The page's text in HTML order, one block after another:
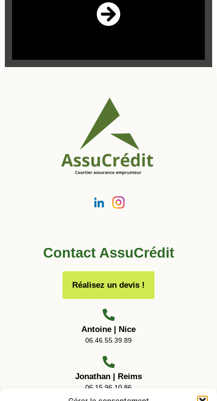
Contact AssuCrédit
Réalisez un devis !
Antoine | Nice
06.46.55.39.89
Jonathan | Reims
06.15.96.10.86